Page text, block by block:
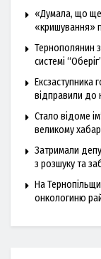
«Думала, що ще
«кришування»
Тернополянин
системі
Ексзаступника
відправили до
Стало відоме
великому
Затримали
з розшуку та
На
онкологиню